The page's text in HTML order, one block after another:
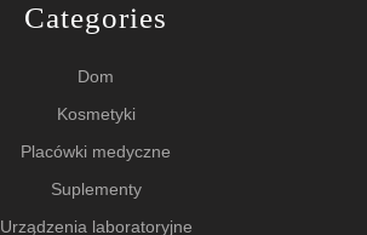
Categories
Dom
Kosmetyki
Placówki medyczne
Suplementy
Urządzenia laboratoryjne